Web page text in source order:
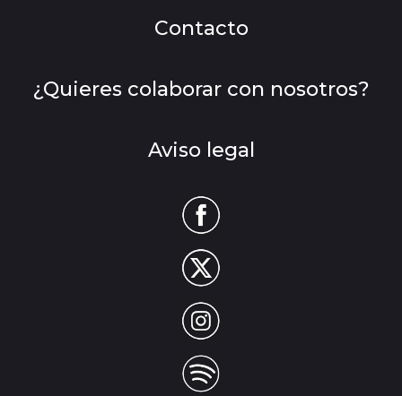
Contacto
¿Quieres colaborar con nosotros?
Aviso legal